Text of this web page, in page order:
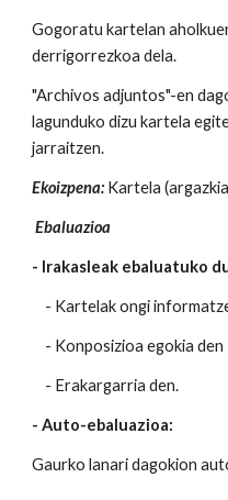
Gogoratu kartelan
derrigorrezkoa dela.
"Archivos adjuntos"-en
lagunduko dizu kartela
jarraitzen.
Ekoizpena: Kartela
Ebaluazioa
- Irakasleak ebaluatuko
- Kartelak ongi
- Konposizioa egokia den
- Erakargarria den.
- Auto-ebaluazioa:
Gaurko lanari dagokion